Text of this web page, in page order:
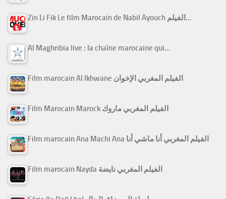
Zin Li Fik Le film Marocain de Nabil Ayouch الفيلم…
Al Maghribia live : la chaîne marocaine qui…
Film marocain Al Ikhwane الفيلم المغربي الإخوان
Film Marocain Marock الفيلم المغربي ماروك
Film marocain Ana Machi Ana الفيلم المغربي أنا ماشي أنا
Film marocain Nayda الفيلم المغربي نايضة